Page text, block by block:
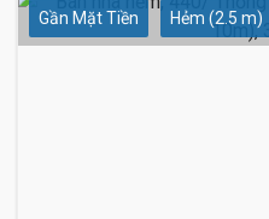
Gần Mặt Tiền Hẻm (2.5 m)